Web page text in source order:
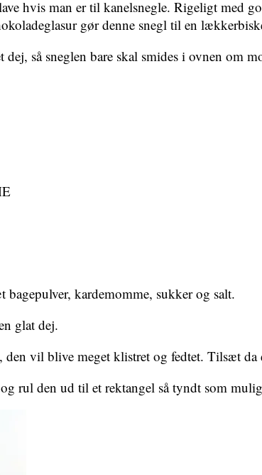
hvis man er til kanelsnegle. Rigeligt
gør denne snegl til en
så sneglen bare skal smides i ovnen om
kardemomme, sukker og salt.
glat dej.
vil blive meget klistret og fedtet. Tilsæt
rul den ud til et rektangel så tyndt som